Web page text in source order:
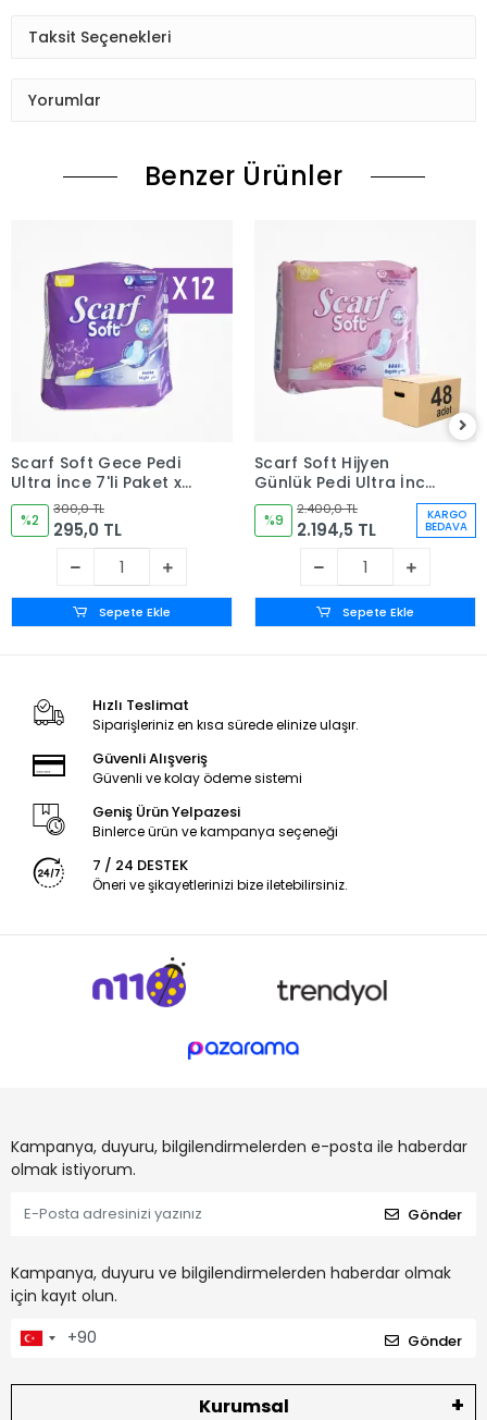
Taksit Seçenekleri
Yorumlar
Benzer Ürünler
Scarf Soft Gece Pedi
Ultra İnce 7'li Paket x
12 Paket (84 Adet)
%2
300,0 TL
295,0 TL
Sepete Ekle
Scarf Soft Hijyen
Günlük Pedi Ultra İnce
10'lu Paket x 48 Paket
(480 Adet)
%9
2.400,0 TL
2.194,5 TL
KARGO
BEDAVA
Sepete Ekle
Hızlı Teslimat
Siparişleriniz en kısa sürede elinize ulaşır.
Güvenli Alışveriş
Güvenli ve kolay ödeme sistemi
Geniş Ürün Yelpazesi
Binlerce ürün ve kampanya seçeneği
7 / 24 DESTEK
Öneri ve şikayetlerinizi bize iletebilirsiniz.
Kampanya, duyuru, bilgilendirmelerden e-posta ile haberdar
olmak istiyorum.
Gönder
Kampanya, duyuru ve bilgilendirmelerden haberdar olmak
için kayıt olun.
Gönder
Kurumsal